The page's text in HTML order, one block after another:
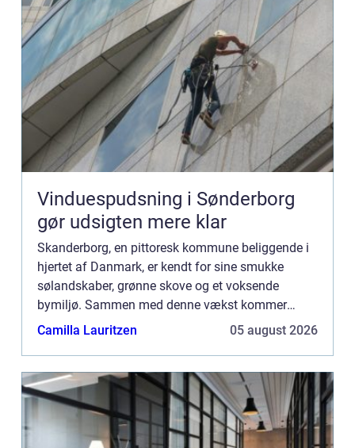
Vinduespudsning i Sønderborg
gør udsigten mere klar
Skanderborg, en pittoresk kommune beliggende i
hjertet af Danmark, er kendt for sine smukke
sølandskaber, grønne skove og et voksende
bymiljø. Sammen med denne vækst kommer
behovet for kvalificerede VVS-installatører, der kan
Camilla Lauritzen 05 august 2026